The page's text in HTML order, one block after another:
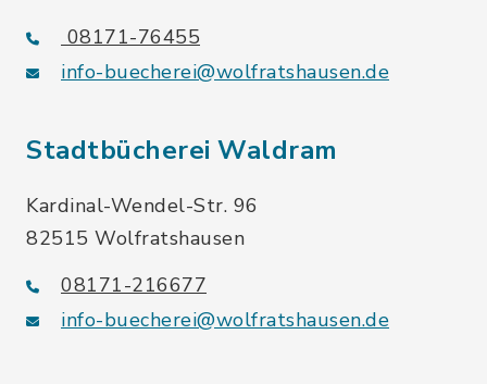
08171-76455
info-buecherei@wolfratshausen.de
Stadtbücherei Waldram
Kardinal-Wendel-Str. 96
82515 Wolfratshausen
08171-216677
info-buecherei@wolfratshausen.de